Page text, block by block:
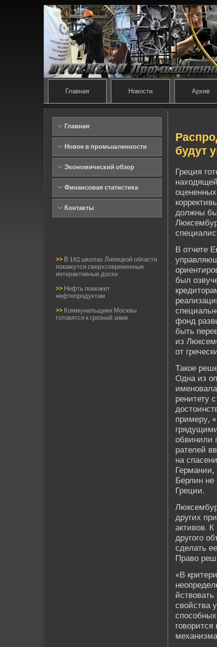
Главная Новости Архив
Главная
Новое в промышленности
Экономический обзор
Финансовая статистика
Контакты
>> В 182 школах Липецкой области
покажутся сверхсовременные
интерактивные доски
>> Нефть поможет
нефтепродуктам
>> Коммунальщики Москвы
готовятся к грозной зиме
будут
Греция
должны
В отчете
был
фонд
быть
из
от
Такое
Одна из
ренитету
примеру,
обвинили
рателей
на
Германии,
Берлин
Греции.
других
активов.
другого
сде­лать
Право
«В
свойства